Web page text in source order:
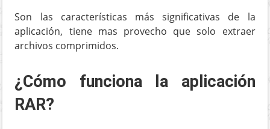
Son las características más significativas de la
aplicación, tiene mas provecho que solo extraer
archivos comprimidos.
¿Cómo funciona la aplicación
RAR?